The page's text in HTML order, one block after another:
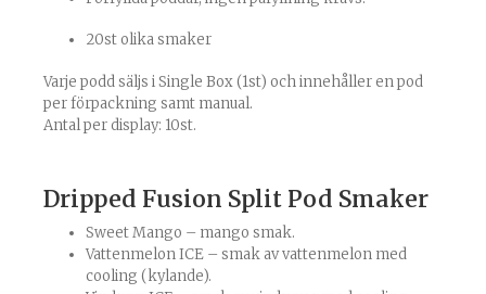
20st olika smaker
Varje podd säljs i Single Box (1st) och innehåller en pod
per förpackning samt manual.
Antal per display: 10st.
Dripped Fusion Split Pod Smaker
Sweet Mango – mango smak.
Vattenmelon ICE – smak av vattenmelon med
cooling (kylande).